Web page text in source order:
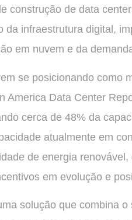
construção de data
da infraestrutura digital,
em nuvem e da
se posicionando como
America Data Center
cerca de 48% da
atualmente em
de energia
em evolução e
solução que combina